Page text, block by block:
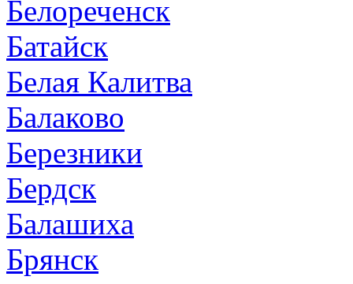
Белореченск
Батайск
Белая Калитва
Балаково
Березники
Бердск
Балашиха
Брянск